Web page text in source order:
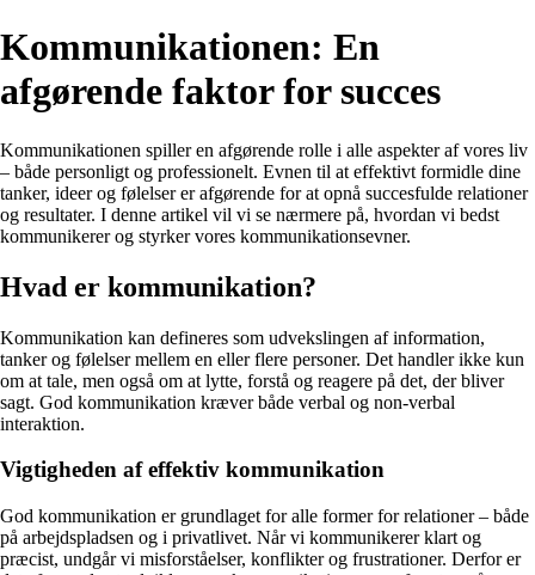
Kommunikationen: En
afgørende faktor for succes
Kommunikationen spiller en afgørende rolle i alle aspekter af vores liv
– både personligt og professionelt. Evnen til at effektivt formidle dine
tanker, ideer og følelser er afgørende for at opnå succesfulde relationer
og resultater. I denne artikel vil vi se nærmere på, hvordan vi bedst
kommunikerer og styrker vores kommunikationsevner.
Hvad er kommunikation?
Kommunikation kan defineres som udvekslingen af information,
tanker og følelser mellem en eller flere personer. Det handler ikke kun
om at tale, men også om at lytte, forstå og reagere på det, der bliver
sagt. God kommunikation kræver både verbal og non-verbal
interaktion.
Vigtigheden af effektiv kommunikation
God kommunikation er grundlaget for alle former for relationer – både
på arbejdspladsen og i privatlivet. Når vi kommunikerer klart og
præcist, undgår vi misforståelser, konflikter og frustrationer. Derfor er